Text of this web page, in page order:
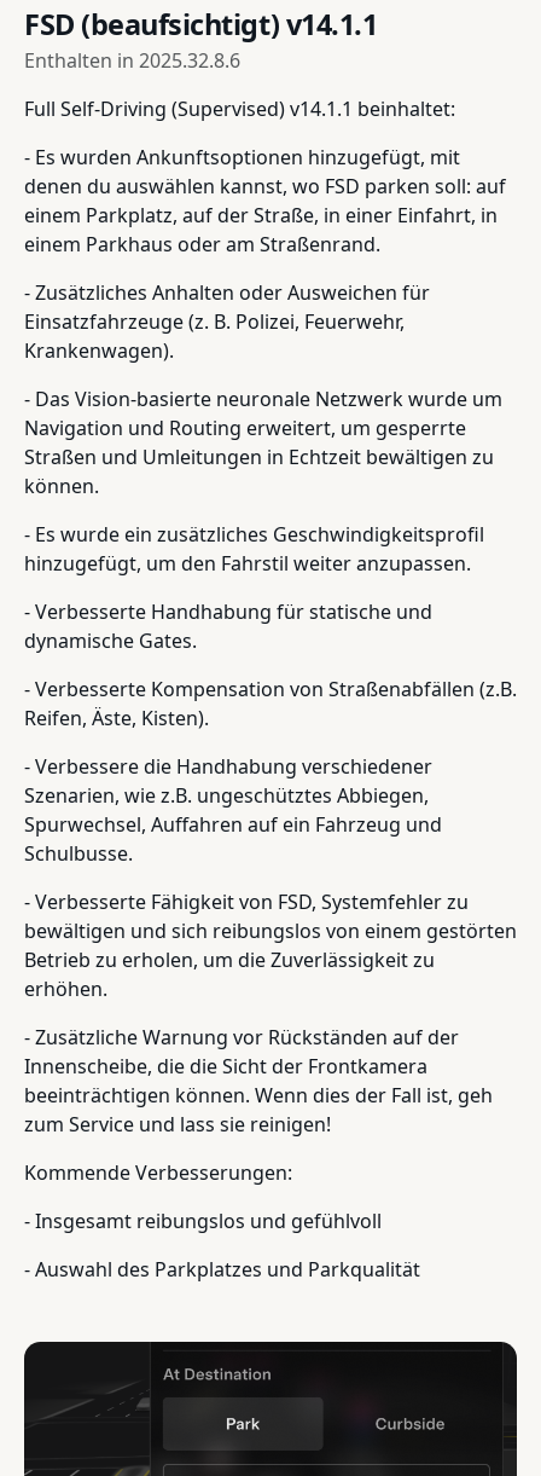
FSD (beaufsichtigt) v14.1.1
Enthalten in 2025.32.8.6
Full Self-Driving (Supervised) v14.1.1 beinhaltet:
- Es wurden Ankunftsoptionen hinzugefügt, mit
denen du auswählen kannst, wo FSD parken soll: auf
einem Parkplatz, auf der Straße, in einer Einfahrt, in
einem Parkhaus oder am Straßenrand.
- Zusätzliches Anhalten oder Ausweichen für
Einsatzfahrzeuge (z. B. Polizei, Feuerwehr,
Krankenwagen).
- Das Vision-basierte neuronale Netzwerk wurde um
Navigation und Routing erweitert, um gesperrte
Straßen und Umleitungen in Echtzeit bewältigen zu
können.
- Es wurde ein zusätzliches Geschwindigkeitsprofil
hinzugefügt, um den Fahrstil weiter anzupassen.
- Verbesserte Handhabung für statische und
dynamische Gates.
- Verbesserte Kompensation von Straßenabfällen (z.B.
Reifen, Äste, Kisten).
- Verbessere die Handhabung verschiedener
Szenarien, wie z.B. ungeschütztes Abbiegen,
Spurwechsel, Auffahren auf ein Fahrzeug und
Schulbusse.
- Verbesserte Fähigkeit von FSD, Systemfehler zu
bewältigen und sich reibungslos von einem gestörten
Betrieb zu erholen, um die Zuverlässigkeit zu
erhöhen.
- Zusätzliche Warnung vor Rückständen auf der
Innenscheibe, die die Sicht der Frontkamera
beeinträchtigen können. Wenn dies der Fall ist, geh
zum Service und lass sie reinigen!
Kommende Verbesserungen:
- Insgesamt reibungslos und gefühlvoll
- Auswahl des Parkplatzes und Parkqualität